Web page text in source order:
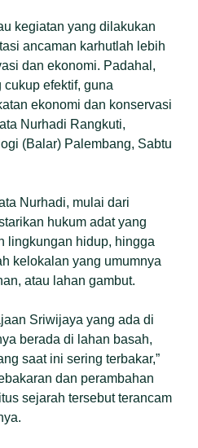
kegiatan yang dilakukan
ancaman karhutlah lebih
dan ekonomi. Padahal,
efektif, guna
ekonomi dan konservasi
Nurhadi Rangkuti,
(Balar) Palembang, Sabtu
Nurhadi, mulai dari
hukum adat yang
lingkungan hidup, hingga
kelokalan yang umumnya
atau lahan gambut.
Sriwijaya yang ada di
berada di lahan basah,
saat ini sering terbakar,”
dan perambahan
sejarah tersebut terancam